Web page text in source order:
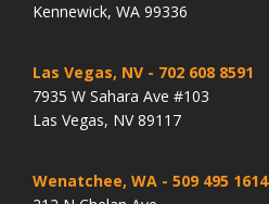
Kennewick, WA 99336
Las Vegas, NV - 702 608 8591
7935 W Sahara Ave #103
Las Vegas, NV 89117
Wenatchee, WA - 509 495 1614